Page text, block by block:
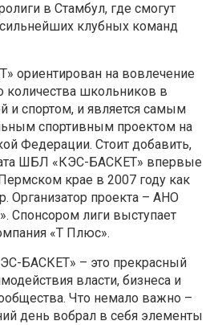
в Стамбул, где смогут
клубных команд
ориентирован на вовлечение
школьников в
и спортом, и является самым
спортивным проектом на
Федерации. Стоит добавить,
ШБЛ «КЭС-БАСКЕТ» впервые
крае в 2007 году как
Организатор проекта – АНО
лиги выступает
«Т Плюс».
БАСКЕТ» – это прекрасный
власти, бизнеса и
Что немало важно –
день вобрал в себя элементы